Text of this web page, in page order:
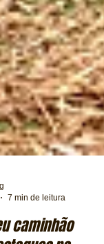
7 min de leitura